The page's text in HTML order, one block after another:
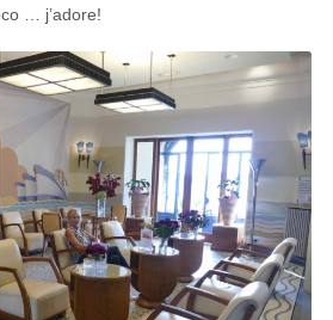
… j’adore!